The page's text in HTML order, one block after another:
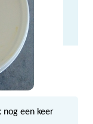
nog een keer